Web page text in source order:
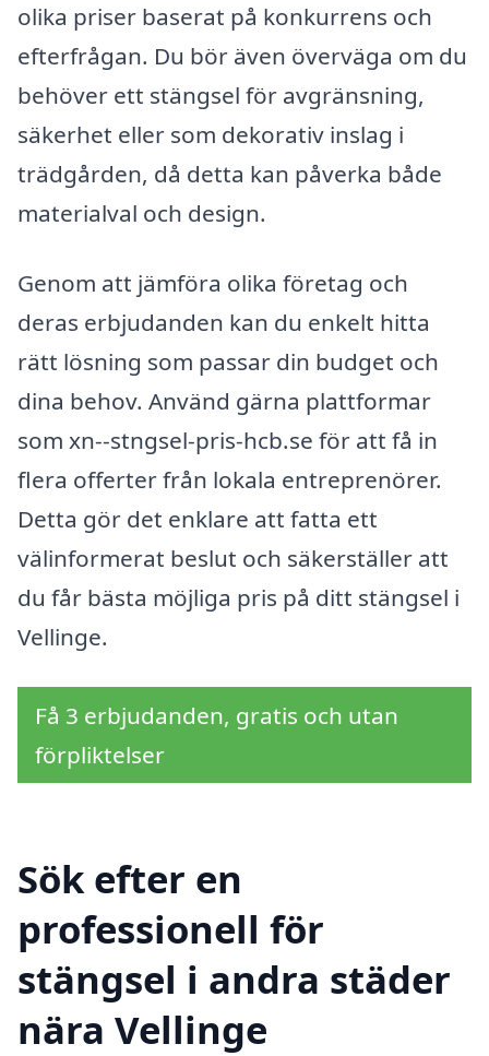
olika priser baserat på konkurrens och
efterfrågan. Du bör även överväga om du
behöver ett stängsel för avgränsning,
säkerhet eller som dekorativ inslag i
trädgården, då detta kan påverka både
materialval och design.
Genom att jämföra olika företag och
deras erbjudanden kan du enkelt hitta
rätt lösning som passar din budget och
dina behov. Använd gärna plattformar
som xn--stngsel-pris-hcb.se för att få in
flera offerter från lokala entreprenörer.
Detta gör det enklare att fatta ett
välinformerat beslut och säkerställer att
du får bästa möjliga pris på ditt stängsel i
Vellinge.
Få 3 erbjudanden, gratis och utan
förpliktelser
Sök efter en
professionell för
stängsel i andra städer
nära Vellinge